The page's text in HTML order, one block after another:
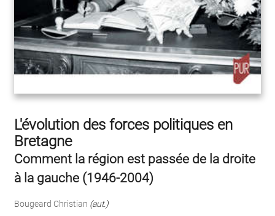
L'évolution des forces politiques en
Bretagne
Comment la région est passée de la droite
à la gauche (1946-2004)
Bougeard Christian (aut.)